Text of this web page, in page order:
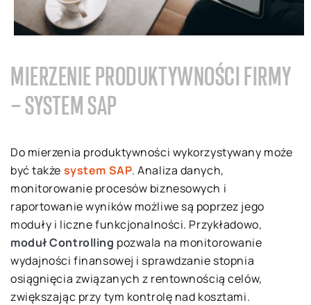
MIERZENIE PRODUKTYWNOŚCI FIRMY
– SYSTEM SAP
Do mierzenia produktywności wykorzystywany może
być także system SAP. Analiza danych,
monitorowanie procesów biznesowych i
raportowanie wyników możliwe są poprzez jego
moduły i liczne funkcjonalności. Przykładowo,
moduł Controlling pozwala na monitorowanie
wydajności finansowej i sprawdzanie stopnia
osiągnięcia związanych z rentownością celów,
zwiększając przy tym kontrolę nad kosztami.